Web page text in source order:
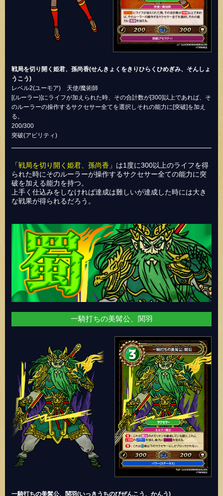
戦局を切り開く姫君、孫尚香(せんきょくをきりひらくひめぎみ、そんしょ
うこう)
レベル2(ユーモア) 天使/魔術師
[(ルーラー)]にライフが加えられた時、その合計数が[300]以上であれば、そ
のルーラーの操作するサクセサー全てを選択しそれの能力に[突破]を加え
る。
200/300
突破(アビリティ)
「戦局を切り開く姫君、孫尚香 」は1度に300以上のライフを得
られた時にそのルーラーが操作するサクセサー全ての能力に突
破を加える能力を持つ。
上手く仕込みをしなければ達成は難しいが達成した時には大き
な戦果が得られるだろう。
一騎打ちの美髯公、関羽
一騎打ちの美髯公、関羽(いっきうちのびぜんこう、かんう)